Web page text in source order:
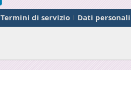
Termini di servizio Dati personali